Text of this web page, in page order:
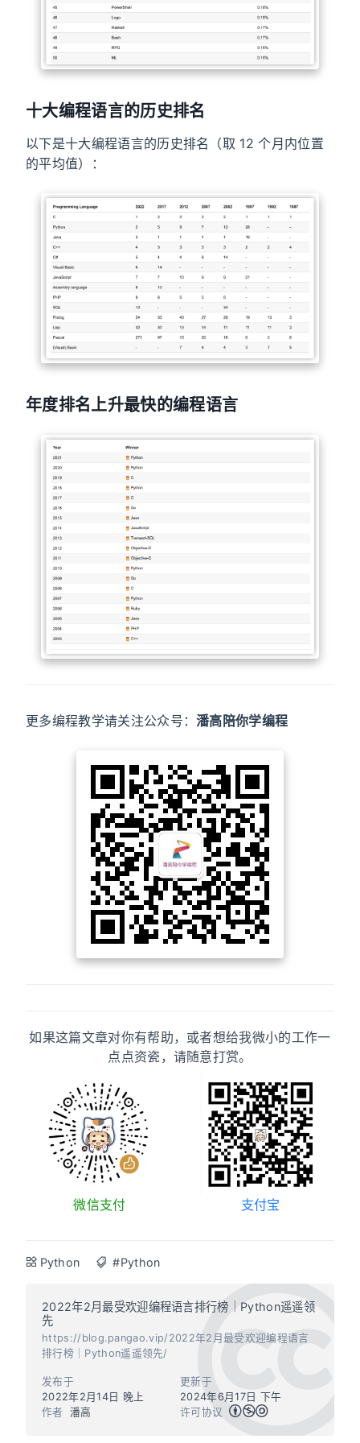
十大编程语言的历史排名
以下是十大编程语言的历史排名（取 12 个月内位置
的平均值）：
年度排名上升最快的编程语言
更多编程教学请关注公众号：潘高陪你学编程
如果这篇文章对你有帮助，或者想给我微小的工作一
点点资瓷，请随意打赏。
微信支付 支付宝
Python #Python
2022年2月最受欢迎编程语言排行榜｜Python遥遥领
先
https://blog.pangao.vip/2022年2月最受欢迎编程语言
排行榜｜Python遥遥领先/
作者 潘高
发布于
2022年2月14日 晚上
更新于
2024年6月17日 下午
许可协议